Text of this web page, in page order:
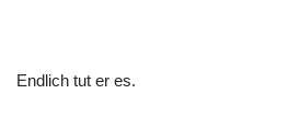
Endlich tut er es.